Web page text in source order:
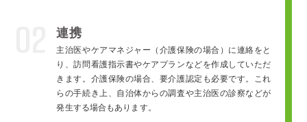
連携
主治医やケアマネジャー（介護保険の場合）に連絡をと
り、訪問看護指示書やケアプランなどを作成していただ
きます。介護保険の場合、要介護認定も必要です。これ
らの手続き上、自治体からの調査や主治医の診察などが
発生する場合もあります。